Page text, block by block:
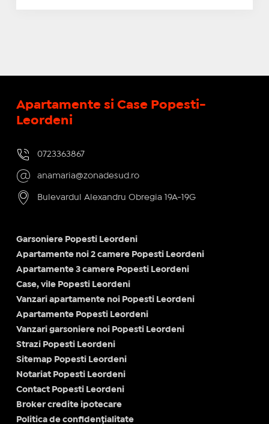
Apartamente si Case Popesti-
Leordeni
0723363867
anamaria@zonadesud.ro
Bulevardul Alexandru Obregia 19A-19G
Garsoniere Popesti Leordeni
Apartamente noi 2 camere Popesti Leordeni
Apartamente 3 camere Popesti Leordeni
Case, vile Popesti Leordeni
Vanzari apartamente noi Popesti Leordeni
Apartamente Popesti Leordeni
Vanzari garsoniere noi Popesti Leordeni
Strazi Popesti Leordeni
Sitemap Popesti Leordeni
Notariat Popesti Leordeni
Contact Popesti Leordeni
Broker credite ipotecare
Politica de confidențialitate